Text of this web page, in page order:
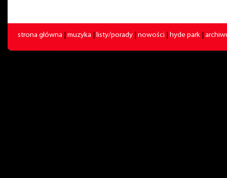
strona główna muzyka listy/porady nowości hyde park